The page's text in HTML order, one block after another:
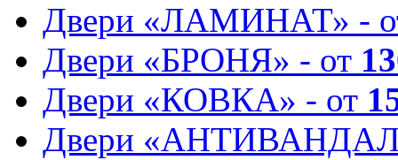
Двери «ЛАМИНАТ» -
Двери «БРОНЯ» - от
Двери «КОВКА» - от
Двери